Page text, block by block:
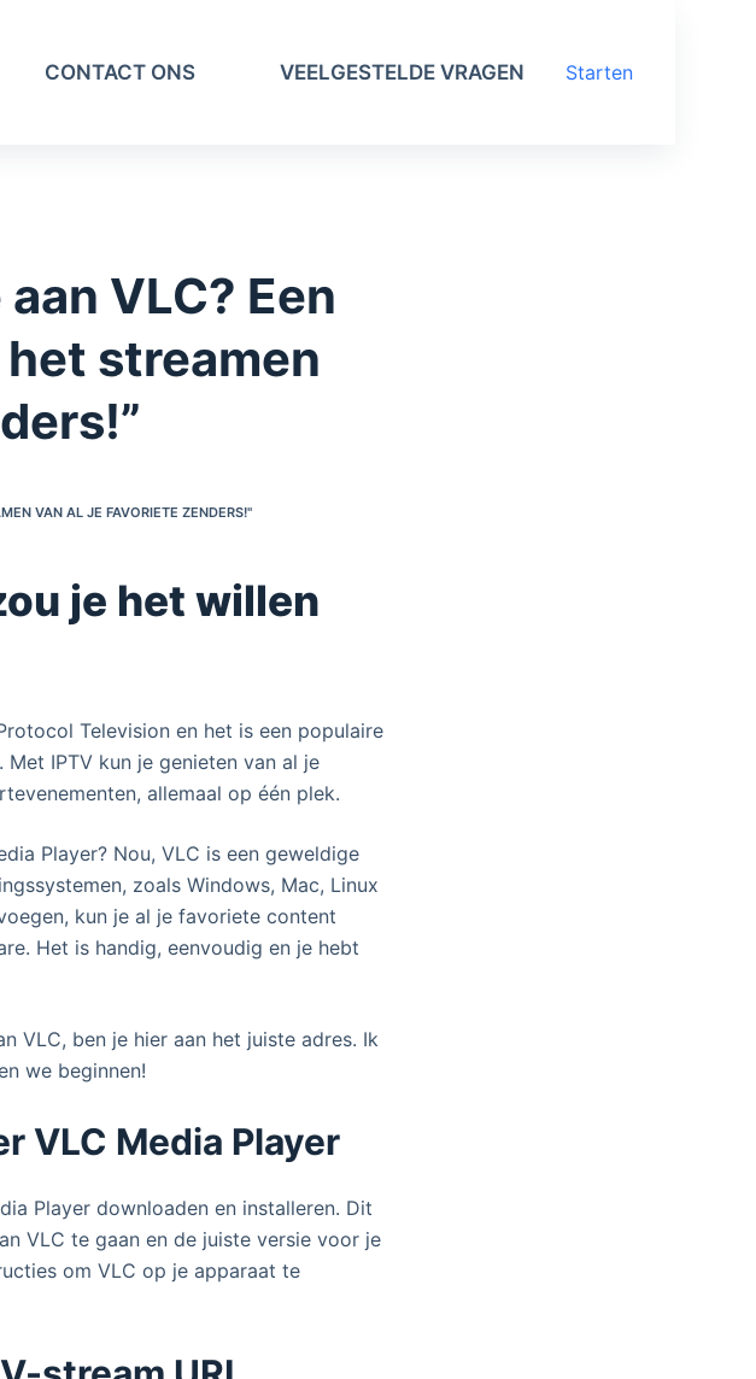
CONTACT ONS VEELGESTELDE VRAGEN Starten
VLC? Een
streamen
VAN AL JE FAVORIETE ZENDERS!"
je het willen
Television en het is een populaire
IPTV kun je genieten van al je
allemaal op één plek.
Player? Nou, VLC is een geweldige
zoals Windows, Mac, Linux
kun je al je favoriete content
Het is handig, eenvoudig en je hebt
VLC, ben je hier aan het juiste adres. Ik
we beginnen!
VLC Media Player
Player downloaden en installeren. Dit
VLC te gaan en de juiste versie voor je
om VLC op je apparaat te